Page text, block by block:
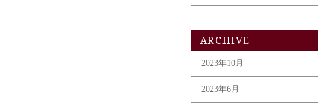
ARCHIVE
2023年10月
2023年6月